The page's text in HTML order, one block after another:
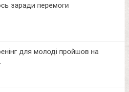
заради перемоги
для молоді пройшов на